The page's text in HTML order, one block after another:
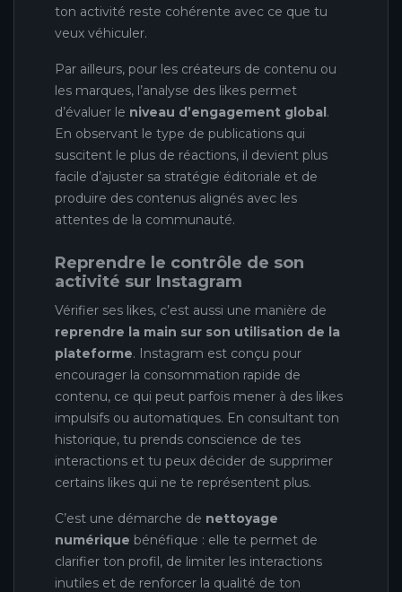
ton activité reste cohérente avec ce que tu
veux véhiculer.
Par ailleurs, pour les créateurs de contenu ou
les marques, l’analyse des likes permet
d’évaluer le niveau d’engagement global .
En observant le type de publications qui
suscitent le plus de réactions, il devient plus
facile d’ajuster sa stratégie éditoriale et de
produire des contenus alignés avec les
attentes de la communauté.
Reprendre le contrôle de son
activité sur Instagram
Vérifier ses likes, c’est aussi une manière de
reprendre la main sur son utilisation de la
plateforme. Instagram est conçu pour
encourager la consommation rapide de
contenu, ce qui peut parfois mener à des likes
impulsifs ou automatiques. En consultant ton
historique, tu prends conscience de tes
interactions et tu peux décider de supprimer
certains likes qui ne te représentent plus.
C’est une démarche de nettoyage
numérique bénéfique : elle te permet de
clarifier ton profil, de limiter les interactions
inutiles et de renforcer la qualité de ton